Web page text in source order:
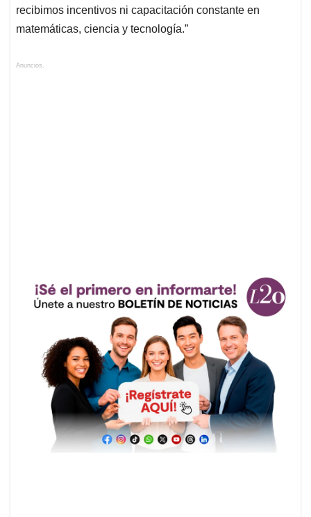
recibimos incentivos ni capacitación constante en
matemáticas, ciencia y tecnología.”
Anuncios.